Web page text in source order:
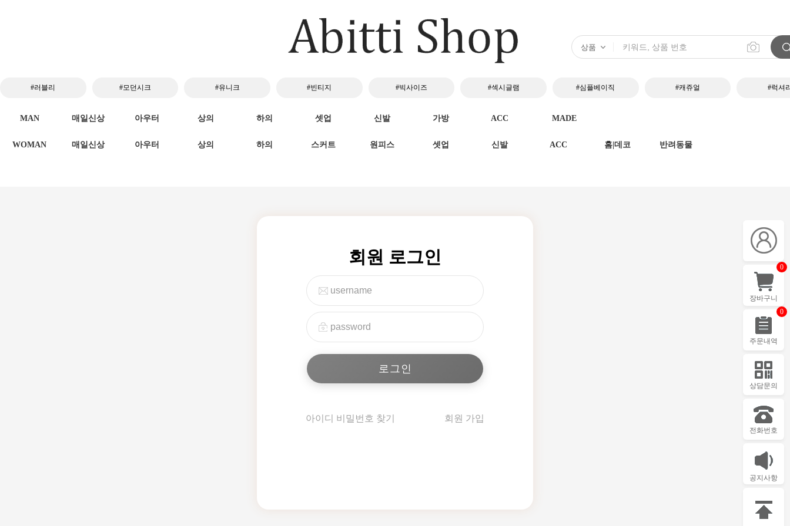
#러블리 #모던시크 #유니크 #빈티지 #빅사이즈 #섹시글램 #심플베이직 #캐쥬얼 #럭셔
MAN 매일신상 아우터 상의 하의 셋업 신발 가방 ACC MADE
WOMAN 매일신상 아우터 상의 하의 스커트 원피스 셋업 신발 ACC 홈|데코 반려동물
회원 로그인
아이디 비밀번호 찾기 회원 가입
장바구니
0
주문내역
0
상담문의
전화번호
공지사항